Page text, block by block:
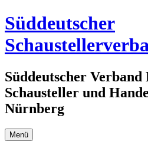
Zum
Inhalt
springen
Süddeutscher
Süddeutscher Verband
Schausteller und
Nürnberg
Menü